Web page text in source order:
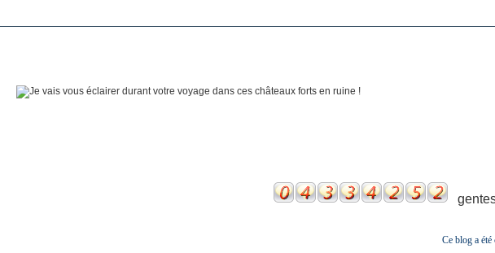
Ce blog a